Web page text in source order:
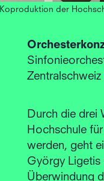
Koproduktion der
Zentralschweiz
Durch die drei
Hochschule
werden, geht
György
Überwindung